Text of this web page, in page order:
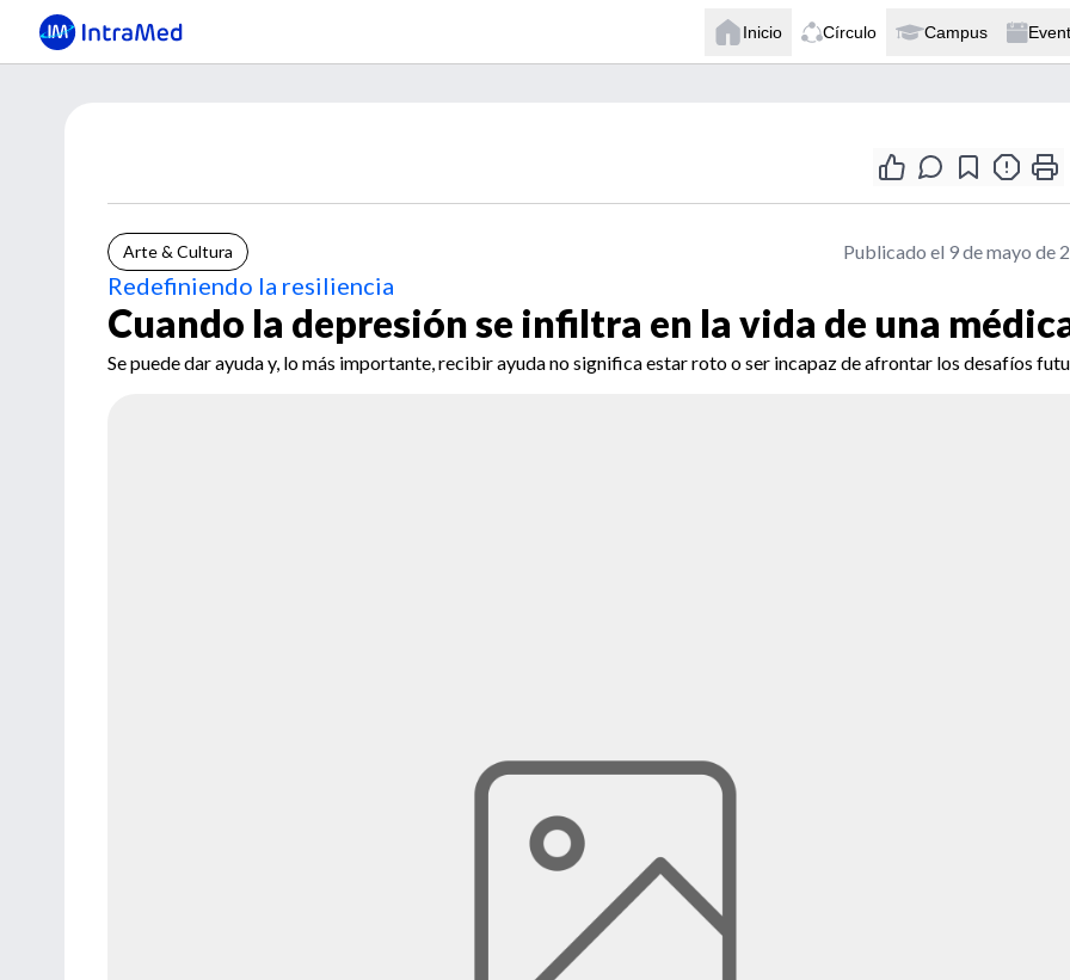
Inicio Círculo Campus
Arte & Cultura Publicado el 9 de mayo de
Redefiniendo la resiliencia
Cuando la depresión se infiltra en la vida de una
Se puede dar ayuda y, lo más importante, recibir ayuda no significa estar roto o ser incapaz de afrontar los desafíos